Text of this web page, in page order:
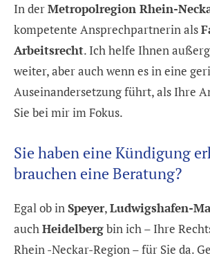
In derMetropolregion Rhein-
kompetente Ansprechpartnerin als
Arbeitsrecht. Ich helfe Ihnen
weiter, aber auch wenn es in eine
Auseinandersetzung führt, als Ihre
Sie bei mir im Fokus.
Sie haben eine Kündigung
brauchen eine Beratung?
Egal ob inSpeyer,Ludwigshafen-
auchHeidelbergbin ich – Ihre
Rhein -Neckar-Region – für Sie da.